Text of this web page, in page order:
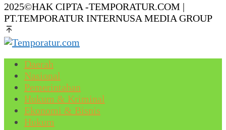
2025©HAK CIPTA -TEMPORATUR.COM |
PT.TEMPORATUR INTERNUSA MEDIA GROUP
Daerah
Nasional
Pemerintahan
Hukum & Kriminal
Ekonomi & Bisnis
Hukum